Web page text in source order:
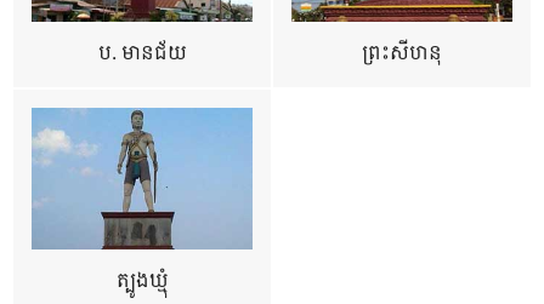
ប. មានជ័យ ព្រះសីហនុ
ត្បូងឃ្មុំ